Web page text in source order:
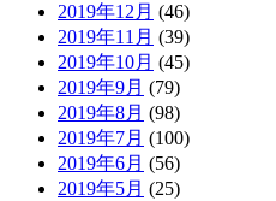
2019年12月 (46)
2019年11月 (39)
2019年10月 (45)
2019年9月 (79)
2019年8月 (98)
2019年7月 (100)
2019年6月 (56)
2019年5月 (25)